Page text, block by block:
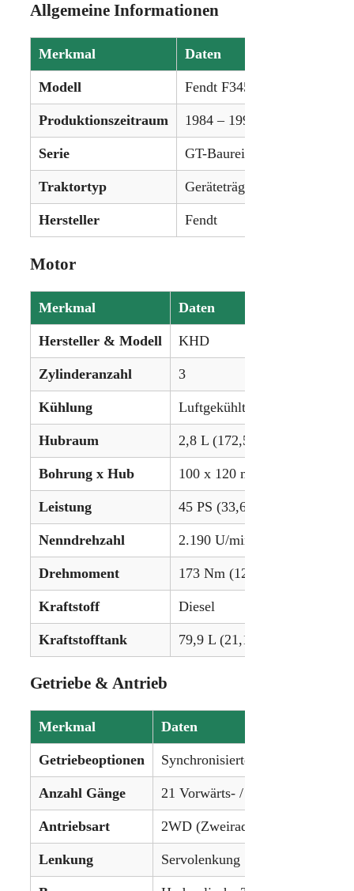
Allgemeine Informationen
Merkmal Daten
Modell Fendt F345GT
Produktionszeitraum 1984 – 1996
Serie GT-Baureihe
Traktortyp Geräteträger (Tool Carrier)
Hersteller Fendt
Motor
Merkmal Daten
Hersteller & Modell KHD
Zylinderanzahl 3
Kühlung Luftgekühlt
Hubraum 2,8 L (172,5 in³)
Bohrung x Hub 100 x 120 mm (3.937 x 4.72
Leistung 45 PS (33,6 kW)
Nenndrehzahl 2.190 U/min
Drehmoment 173 Nm (127,6 lb-ft) @
Kraftstoff Diesel
Kraftstofftank 79,9 L (21,1 gal)
Getriebe & Antrieb
Merkmal Daten
Getriebeoptionen Synchronisiertes Schaltgetriebe
Anzahl Gänge 21 Vorwärts- / 6 Rückwärtsgänge
Antriebsart 2WD (Zweiradantrieb)
Lenkung Servolenkung